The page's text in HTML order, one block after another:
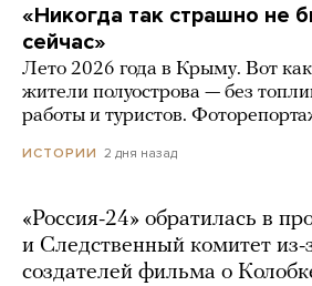
«Никогда так страшно не
сейчас»
Лето 2026 года в Крыму. Вот
жители полуострова — без
работы и туристов.
ИСТОРИИ 2 дня назад
«Россия-24» обратилась в
и Следственный комитет из-
создателей фильма о